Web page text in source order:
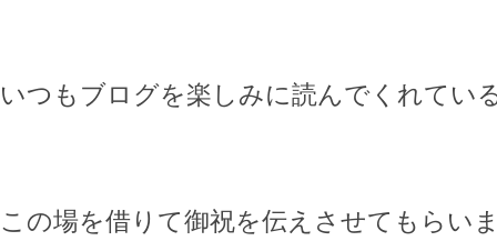
いつもブログを楽しみに読んでくれてい
この場を借りて御祝を伝えさせてもらい